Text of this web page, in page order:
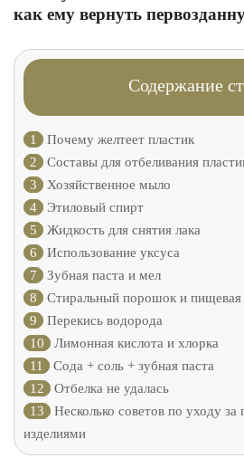
как ему вернуть
Содержание
1
Почему желтеет пластик
2
Составы для отбеливания
3
Хозяйственное мыло
4
Этиловый спирт
5
Жидкость для снятия лака
6
Использование уксуса
7
Зубная паста и мел
8
Стиральный порошок и пищевая
9
Перекись водорода
10
Лимонная кислота и хлорка
11
Сода + соль + зубная паста
12
Отбелка не удалась
13
Несколько советов по уходу за
изделиями